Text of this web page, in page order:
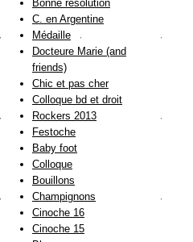
Bonne résolution
C. en Argentine
Médaille
Docteure Marie (and
friends)
Chic et pas cher
Colloque bd et droit
Rockers 2013
Festoche
Baby foot
Colloque
Bouillons
Champignons
Cinoche 16
Cinoche 15